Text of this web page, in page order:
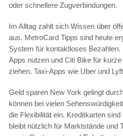
oder schnellere Zugverbindungen.
Im Alltag zahlt sich Wissen über
aus. MetroCard Tipps sind heute
System für kontaktloses
Apps nutzen und Citi Bike für
ziehen. Taxi-Apps wie Uber und
Geld sparen New York gelingt
können bei vielen
die Flexibilität ein. Kreditkarten
bleibt nützlich für Marktstände und